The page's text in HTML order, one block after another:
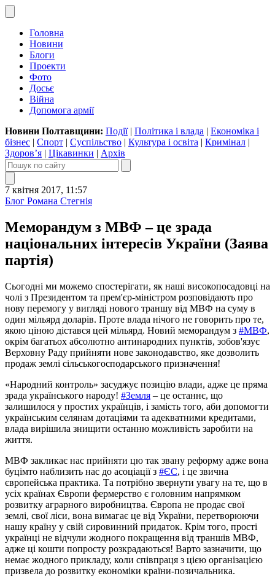
Головна
Новини
Блоги
Проекти
Фото
Досьє
Війна
Допомога армії
Новини Полтавщини: Події| Політика і влада | Економіка і
бізнес | Спорт | Суспільство | Культура і освіта | Кримінал |
Здоров’я | Цікавинки | Архів
7 квітня 2017, 11:57
Блог Романа Стегнія
Меморандум з МВФ – це зрада
національних інтересів України (Заява
партія)
Сьогодні ми можемо спостерігати, як наші високопосадовці на
чолі з Президентом та прем'єр-міністром розповідають про
нову перемогу у вигляді нового траншу від МВФ на суму в
один мільярд доларів. Проте влада нічого не говорить про те,
якою ціною дістався цей мільярд. Новий меморандум з #МВФ,
окрім багатьох абсолютно антинародних пунктів, зобов'язує
Верховну Раду прийняти нове законодавство, яке дозволить
продаж землі сільськогосподарського призначення!
«Народний контроль» засуджує позицію влади, адже це пряма
зрада українського народу! #Земля – це останнє, що
залишилося у простих українців, і замість того, аби допомогти
українським селянам дотаціями та адекватними кредитами,
влада вирішила знищити останню можливість заробити на
життя.
МВФ закликає нас прийняти цю так звану реформу адже вона
буцімто наблизить нас до асоціації з #ЄС, і це звична
європейська практика. Та потрібно звернути увагу на те, що в
усіх країнах Європи фермерство є головним напрямком
розвитку аграрного виробництва. Європа не продає свої
землі, свої ліси, вона вимагає це від України, перетворюючи
нашу країну у свій сировинний придаток. Крім того, прості
українці не відчули жодного покращення від траншів МВФ,
адже ці кошти попросту розкрадаються! Варто зазначити, що
немає жодного прикладу, коли співпраця з цією організацією
призвела до розвитку економіки країни-позичальника.